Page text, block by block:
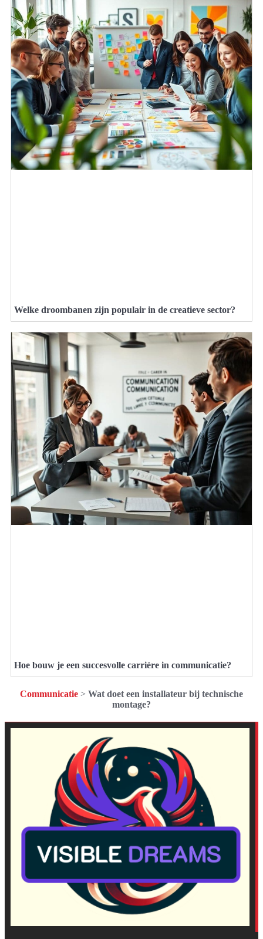
Welke droombanen zijn populair in de creatieve sector?
Hoe bouw je een succesvolle carrière in communicatie?
Communicatie > Wat doet een installateur bij technische
montage?